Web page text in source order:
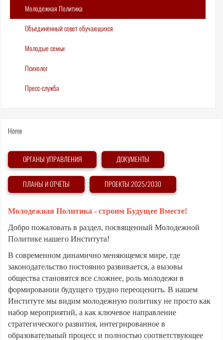
Молодежная Политика
Объединённый совет обучающихся
Молодые семьи
Психолог
Пресс-служба
You
are
here
Home
ОРГАНЫ УПРАВЛЕНИЯ ДОКУМЕНТЫ
ПЛАНЫ И ОТЧЁТЫ ПРОЕКТЫ 2025/2030
Молодежная Политика - строим Будущее Вместе!
Добро пожаловать в раздел, посвященный Молодежной
Политике нашего Института!
В современном динамично меняющемся мире, где
законодательство постоянно развивается, а вызовы
общества становятся все сложнее, роль молодежи в
формировании будущего трудно переоценить. В нашем
Институте мы видим молодежную политику не просто как
набор мероприятий, а как ключевое направление
стратегического развития, интегрированное в
образовательный процесс и полностью соответствующее